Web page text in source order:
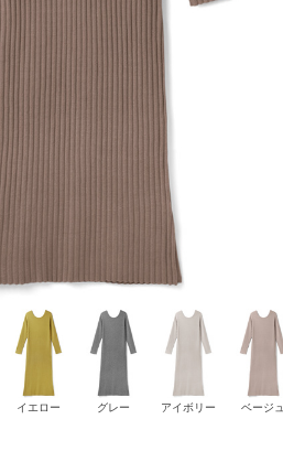
イエロー グレー アイボリー ベージュ